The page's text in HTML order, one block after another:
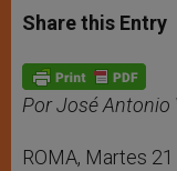
t
s
p
p
s
e
g
e
r
e
b
o
k
Share this Entry
Por José Antonio
ROMA, Martes